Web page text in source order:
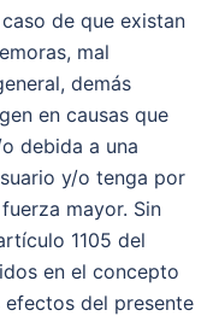
de que existan
mal
demás
en causas que
debida a una
y/o tenga por
mayor. Sin
1105 del
en el concepto
del presente